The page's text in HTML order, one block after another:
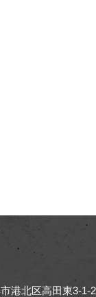
港北区高田東3-1-